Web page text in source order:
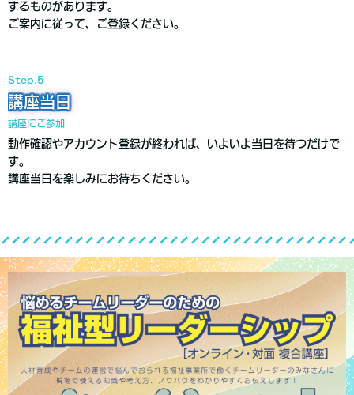
するものがあります。
ご案内に従って、ご登録ください。
Step.5
講座当日
講座にご参加
動作確認やアカウント登録が終われば、いよいよ当日を待つだけで
す。
講座当日を楽しみにお待ちください。